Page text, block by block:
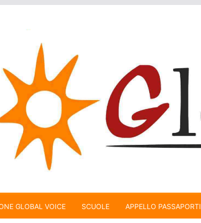
GLOBAL VOICE SCUOLE APPELLO PASSAPORTI